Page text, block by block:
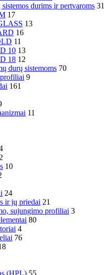
durims ir pertvaroms 31
17
13
16
11
10 13
18 12
durų sistemoms 70
9
161
11
2
10
24
ir jų priedai 21
sujungimo profiliai 3
80
4
76